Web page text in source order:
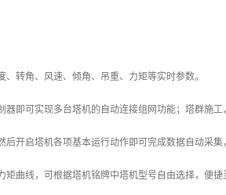
转角、风速、倾角、吊重、力矩等实时参数。
即可实现多台塔机的自动连接组网功能；塔群施
开启塔机各项基本运行动作即可完成数据自动采集
曲线，可根据塔机铭牌中塔机型号自由选择，便捷